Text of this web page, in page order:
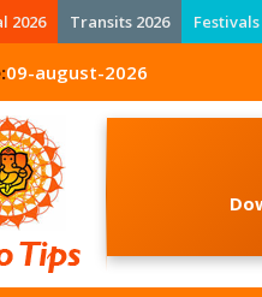
2026 Transits 2026 Festivals
09-august-2026